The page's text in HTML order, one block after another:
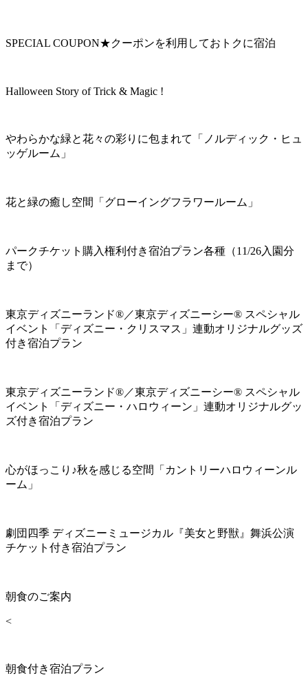
SPECIAL COUPON★クーポンを利用しておトクに宿泊
Halloween Story of Trick & Magic !
やわらかな緑と花々の彩りに包まれて「ノルディック・ヒュ
ッゲルーム」
花と緑の癒し空間「グローイングフラワールーム」
パークチケット購入権利付き宿泊プラン各種（11/26入園分
まで）
東京ディズニーランド®／東京ディズニーシー® スペシャル
イベント「ディズニー・クリスマス」連動オリジナルグッズ
付き宿泊プラン
東京ディズニーランド®／東京ディズニーシー® スペシャル
イベント「ディズニー・ハロウィーン」連動オリジナルグッ
ズ付き宿泊プラン
心がほっこり♪秋を感じる空間「カントリーハロウィーンル
ーム」
劇団四季 ディズニーミュージカル『美女と野獣』舞浜公演
チケット付き宿泊プラン
朝食のご案内
<
朝食付き宿泊プラン